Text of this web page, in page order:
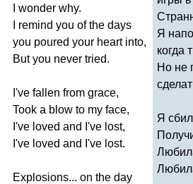
wonder why.
remind you of the days
you poured your heart into,
But you never tried.
I've fallen from grace,
Took a blow to my face,
I've loved and I've lost,
I've loved and I've lost.
Explosions... on the day
Я
когда
Но не
Я